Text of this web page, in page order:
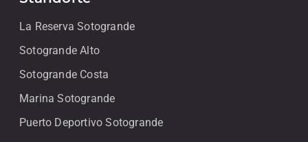
La Reserva Sotogrande
Sotogrande Alto
Sotogrande Costa
Marina Sotogrande
Puerto Deportivo Sotogrande